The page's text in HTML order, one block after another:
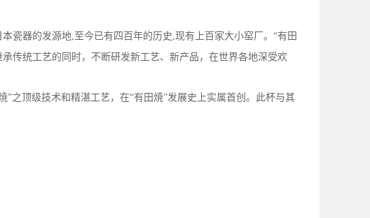
本瓷器的发源地,至今已有四百年的历史,现有上百家大小窑厂。“有田
传统工艺的同时，不断研发新工艺、新产品，在世界各地深受欢
之顶级技术和精湛工艺，在“有田焼”发展史上实属首创。此杯与其